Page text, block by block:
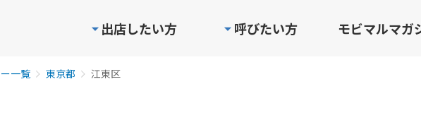
出店したい方 呼びたい方 モビマルマガ
一覧 東京都 江東区